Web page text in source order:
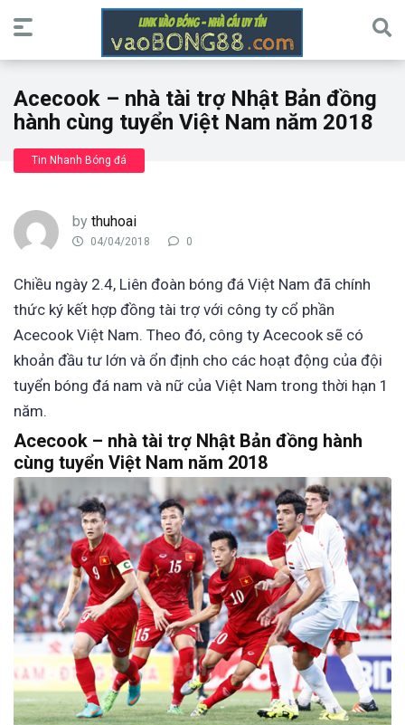
Acecook – nhà tài trợ Nhật Bản đồng
hành cùng tuyển Việt Nam năm 2018
Tin Nhanh Bóng đá
by thuhoai
04/04/2018 0
Chiều ngày 2.4, Liên đoàn bóng đá Việt Nam đã chính
thức ký kết hợp đồng tài trợ với công ty cổ phần
Acecook Việt Nam. Theo đó, công ty Acecook sẽ có
khoản đầu tư lớn và ổn định cho các hoạt động của đội
tuyển bóng đá nam và nữ của Việt Nam trong thời hạn 1
năm.
Acecook – nhà tài trợ Nhật Bản đồng hành
cùng tuyển Việt Nam năm 2018